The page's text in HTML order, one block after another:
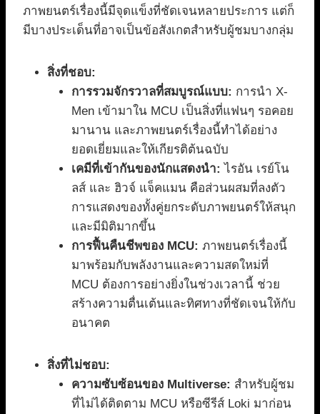
ภาพยนตร์เรื่องนี้มีจุดแข็งที่ชัดเจนหลายประการ แต่ก็
มีบางประเด็นที่อาจเป็นข้อสังเกตสำหรับผู้ชมบางกลุ่ม
สิ่งที่ชอบ:
การรวมจักรวาลที่สมบูรณ์แบบ: การนำ X-
Men เข้ามาใน MCU เป็นสิ่งที่แฟนๆ รอคอย
มานาน และภาพยนตร์เรื่องนี้ทำได้อย่าง
ยอดเยี่ยมและให้เกียรติต้นฉบับ
เคมีที่เข้ากันของนักแสดงนำ: ไรอัน เรย์โน
ลส์ และ ฮิวจ์ แจ็คแมน คือส่วนผสมที่ลงตัว
การแสดงของทั้งคู่ยกระดับภาพยนตร์ให้สนุก
และมีมิติมากขึ้น
การฟื้นคืนชีพของ MCU: ภาพยนตร์เรื่องนี้
มาพร้อมกับพลังงานและความสดใหม่ที่
MCU ต้องการอย่างยิ่งในช่วงเวลานี้ ช่วย
สร้างความตื่นเต้นและทิศทางที่ชัดเจนให้กับ
อนาคต
สิ่งที่ไม่ชอบ:
ความซับซ้อนของ Multiverse: สำหรับผู้ชม
ที่ไม่ได้ติดตาม MCU หรือซีรีส์ Loki มาก่อน